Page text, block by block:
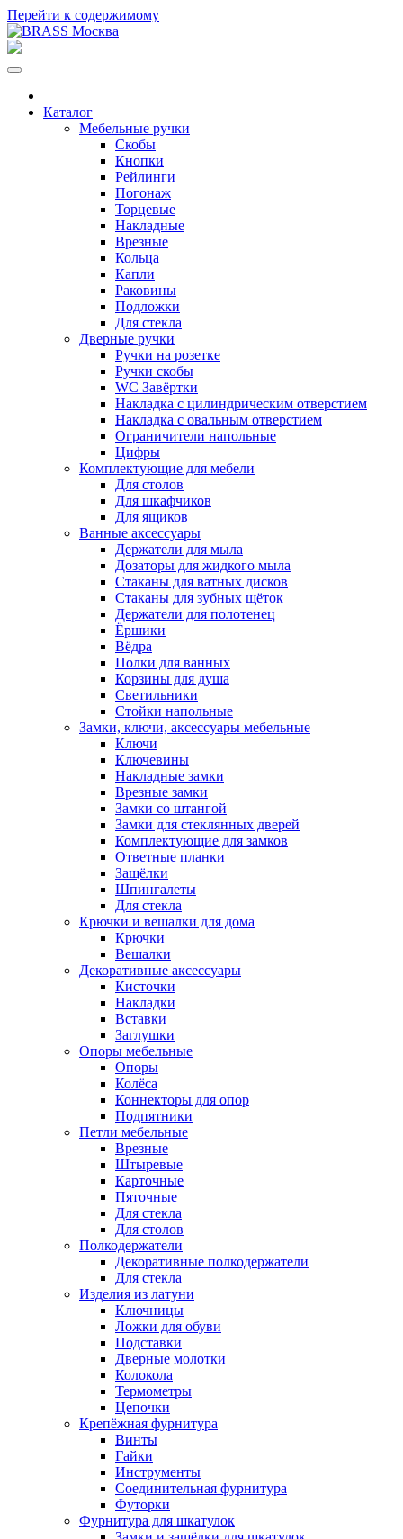
Перейти к содержимому
Каталог
Мебельные ручки
Скобы
Кнопки
Рейлинги
Погонаж
Торцевые
Накладные
Врезные
Кольца
Капли
Раковины
Подложки
Для стекла
Дверные ручки
Ручки на розетке
Ручки скобы
WC Завёртки
Накладка с цилиндрическим отверстием
Накладка с овальным отверстием
Ограничители напольные
Цифры
Комплектующие для мебели
Для столов
Для шкафчиков
Для ящиков
Ванные аксессуары
Держатели для мыла
Дозаторы для жидкого мыла
Стаканы для ватных дисков
Стаканы для зубных щёток
Держатели для полотенец
Ёршики
Вёдра
Полки для ванных
Корзины для душа
Светильники
Стойки напольные
Замки, ключи, аксессуары мебельные
Ключи
Ключевины
Накладные замки
Врезные замки
Замки со штангой
Замки для стеклянных дверей
Комплектующие для замков
Ответные планки
Защёлки
Шпингалеты
Для стекла
Крючки и вешалки для дома
Крючки
Вешалки
Декоративные аксессуары
Кисточки
Накладки
Вставки
Заглушки
Опоры мебельные
Опоры
Колёса
Коннекторы для опор
Подпятники
Петли мебельные
Врезные
Штыревые
Карточные
Пяточные
Для стекла
Для столов
Полкодержатели
Декоративные полкодержатели
Для стекла
Изделия из латуни
Ключницы
Ложки для обуви
Подставки
Дверные молотки
Колокола
Термометры
Цепочки
Крепёжная фурнитура
Винты
Гайки
Инструменты
Соединительная фурнитура
Футорки
Фурнитура для шкатулок